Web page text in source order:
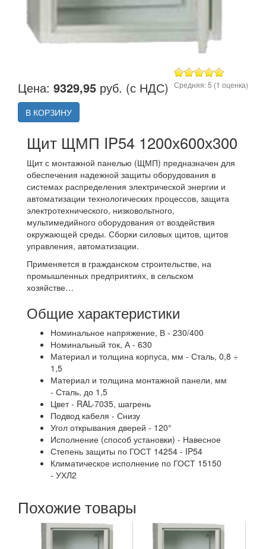
Цена: 9329,95 руб. (с НДС)
В КОРЗИНУ
Средняя:5 (1 оценка)
Щит ЩМП IP54 1200х600х300
Щит с монтажной панелью (ЩМП) предназначен для
обеспечения надежной защиты оборудования в
системах распределения электрической энергии и
автоматизации технологических процессов, защита
электротехнического, низковольтного,
мультимедийного оборудования от воздействия
окружающей среды. Сборки силовых щитов, щитов
управления, автоматизации.
Применяется в гражданском строительстве, на
промышленных предприятиях, в сельском
хозяйстве…
Общие характеристики
Номинальное напряжение, В - 230/400
Номинальный ток, А - 630
Материал и толщина корпуса, мм - Сталь, 0,8 ÷
1,5
Материал и толщина монтажной панели, мм
- Сталь, до 1,5
Цвет - RAL-7035, шагрень
Подвод кабеля - Снизу
Угол открывания дверей - 120°
Исполнение (способ установки) - Навесное
Степень защиты по ГОСТ 14254 - IP54
Климатическое исполнение по ГОСТ 15150
- УХЛ2
Похожие товары